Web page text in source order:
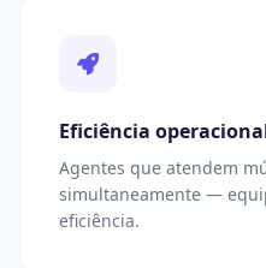
Eficiência
Agentes que atendem
simultaneamente —
eficiência.